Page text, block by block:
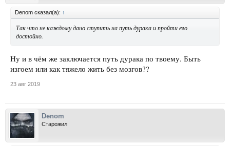
Denom сказал(а): ↑
Так что не каждому дано ступить на путь дурака и пройти его
достойно.
Ну и в чём же заключается путь дурака по твоему. Быть
изгоем или как тяжело жить без мозгов??
23 авг 2019
Denom
Старожил